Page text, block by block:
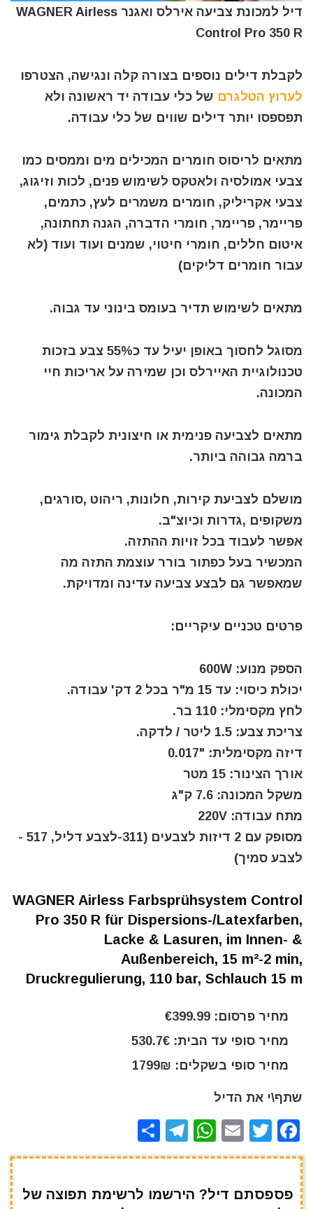
דיל למכונת צביעה אירלס ואגנר WAGNER Airless
Control Pro 350 R
לקבלת דילים נוספים בצורה קלה ונגישה, הצטרפו
לערוץ הטלגרם של כלי עבודה יד ראשונה ולא
תפספסו יותר דילים שווים של כלי עבודה.
מתאים לריסוס חומרים המכילים מים וממסים כמו
צבעי אמולסיה ולאטקס לשימוש פנים, לכות וזיגוג,
צבעי אקריליק, חומרים משמרים לעץ, כתמים,
פריימר, פריימר, חומרי הדברה, הגנה תחתונה,
איטום חללים, חומרי חיטוי, שמנים ועוד ועוד (לא
עבור חומרים דליקים)
מתאים לשימוש תדיר בעומס בינוני עד גבוה.
מסוגל לחסוך באופן יעיל עד כ55% צבע בזכות
טכנולוגיית האיירלס וכן שמירה על אריכות חיי
המכונה.
מתאים לצביעה פנימית או חיצונית לקבלת גימור
ברמה גבוהה ביותר.
מושלם לצביעת קירות, חלונות, ריהוט ,סורגים,
משקופים ,גדרות וכיוצ"ב.
אפשר לעבוד בכל זויות ההתזה.
המכשיר בעל כפתור בורר עוצמת התזה מה
שמאפשר גם לבצע צביעה עדינה ומדויקת.
פרטים טכניים עיקריים:
הספק מנוע: 600W
יכולת כיסוי: עד 15 מ"ר בכל 2 דק' עבודה.
לחץ מקסימלי: 110 בר.
צריכת צבע: 1.5 ליטר / לדקה.
דיזה מקסימלית: "0.017
אורך הצינור: 15 מטר
משקל המכונה: 7.6 ק"ג
מתח עבודה: 220V
מסופק עם 2 דיזות לצבעים (311-לצבע דליל, 517 -
לצבע סמיך)
WAGNER Airless Farbsprühsystem Control
Pro 350 R für Dispersions-/Latexfarben,
Lacke & Lasuren, im Innen- &
Außenbereich, 15 m²-2 min,
Druckregulierung, 110 bar, Schlauch 15 m
מחיר פרסום: €399.99
מחיר סופי עד הבית: 530.7€
מחיר סופי בשקלים: 1799₪
שתף\י את הדיל
F
a
e
T
w
te
E
m
l
W
h
s
T
el
gr
h
e
פספסתם דיל? הירשמו לרשימת תפוצה של